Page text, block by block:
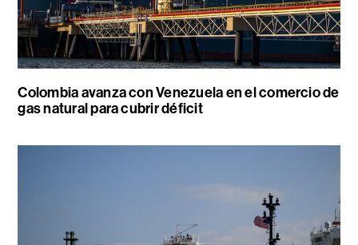
Colombia avanza con Venezuela en el comercio de
gas natural para cubrir déficit